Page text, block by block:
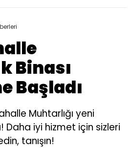
Binası
Başladı
Muhtarlığı yeni
Daha iyi hizmet için sizleri
tanışın!